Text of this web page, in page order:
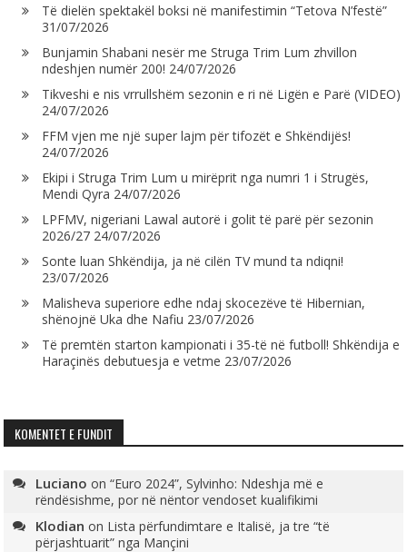
Të dielën spektakël boksi në manifestimin “Tetova N’festë”
31/07/2026
Bunjamin Shabani nesër me Struga Trim Lum zhvillon
ndeshjen numër 200! 24/07/2026
Tikveshi e nis vrrullshëm sezonin e ri në Ligën e Parë (VIDEO)
24/07/2026
FFM vjen me një super lajm për tifozët e Shkëndijës!
24/07/2026
Ekipi i Struga Trim Lum u mirëprit nga numri 1 i Strugës,
Mendi Qyra 24/07/2026
LPFMV, nigeriani Lawal autorë i golit të parë për sezonin
2026/27 24/07/2026
Sonte luan Shkëndija, ja në cilën TV mund ta ndiqni!
23/07/2026
Malisheva superiore edhe ndaj skocezëve të Hibernian,
shënojnë Uka dhe Nafiu 23/07/2026
Të premtën starton kampionati i 35-të në futboll! Shkëndija e
Haraçinës debutuesja e vetme 23/07/2026
KOMENTET E FUNDIT
Luciano on“Euro 2024”, Sylvinho: Ndeshja më e
rëndësishme, por në nëntor vendoset kualifikimi
Klodian on Lista përfundimtare e Italisë, ja tre “të
përjashtuarit” nga Mançini